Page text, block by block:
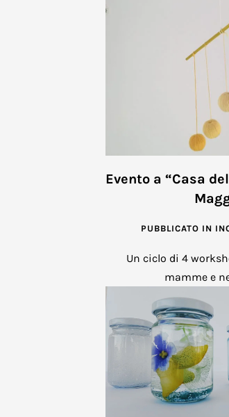
Evento a “Casa
PUBBLICATO IN
Un ciclo di 4
mamme e